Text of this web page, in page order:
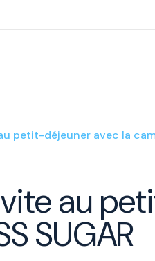
petit-déjeuner avec la
au
SUGAR